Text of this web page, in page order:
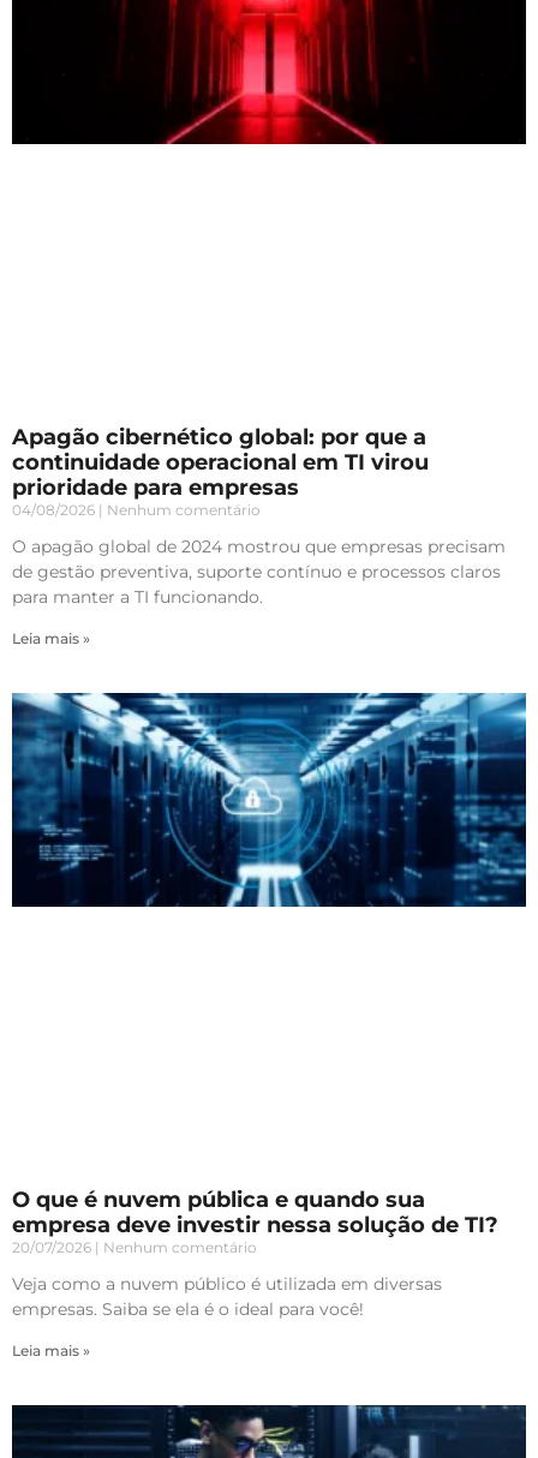
Apagão cibernético global: por que a
continuidade operacional em TI virou
prioridade para empresas
04/08/2026 Nenhum comentário
O apagão global de 2024 mostrou que empresas precisam
de gestão preventiva, suporte contínuo e processos claros
para manter a TI funcionando.
Leia mais »
O que é nuvem pública e quando sua
empresa deve investir nessa solução de TI?
20/07/2026 Nenhum comentário
Veja como a nuvem público é utilizada em diversas
empresas. Saiba se ela é o ideal para você!
Leia mais »